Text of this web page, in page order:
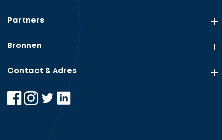
Partners
Bronnen
Contact & Adres